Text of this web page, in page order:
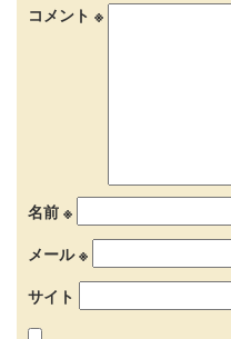
コメント ※
名前 ※
メール※
サイト